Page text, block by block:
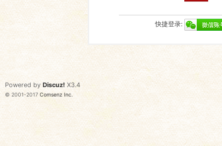
快捷登录:
Powered by Discuz! X3.4
© 2001-2017 Comsenz Inc.